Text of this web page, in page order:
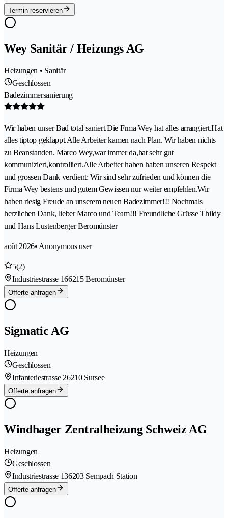
Termin reservieren
Wey Sanitär / Heizungs AG
Heizungen • Sanitär
Geschlossen
Badezimmersanierung
Wir haben unser Bad total saniert.Die Frma Wey hat alles arrangiert.Hat
alles tiptop geklappt.Alle Arbeiter kamen nach Plan. Wir haben nichts
zu Beanstanden. Marco Wey,war immer da,hat sehr gut
kommuniziert,kontrolliert.Alle Arbeiter haben haben unseren Respekt
und grossen Dank verdient: Wir sind sehr zufrieden und können die
Firma Wey bestens und gutem Gewissen nur weiter empfehlen.Wir
haben riesig Freude an unserem neuen Badezimmer!!! Nochmals
herzlichen Dank, lieber Marco und Team!!! Freundliche Grüsse Thildy
und Hans Lustenberger Beromünster
août 2026• Anonymous user
5(2)
Industriestrasse 166215 Beromünster
Offerte anfragen
Sigmatic AG
Heizungen
Geschlossen
Infanteriestrasse 26210 Sursee
Offerte anfragen
Windhager Zentralheizung Schweiz AG
Heizungen
Geschlossen
Industriestrasse 136203 Sempach Station
Offerte anfragen